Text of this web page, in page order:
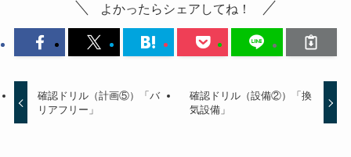
よかったらシェアしてね！
確認ドリル（計画⑤）「バ
リアフリー」
確認ドリル（設備②）「換
気設備」